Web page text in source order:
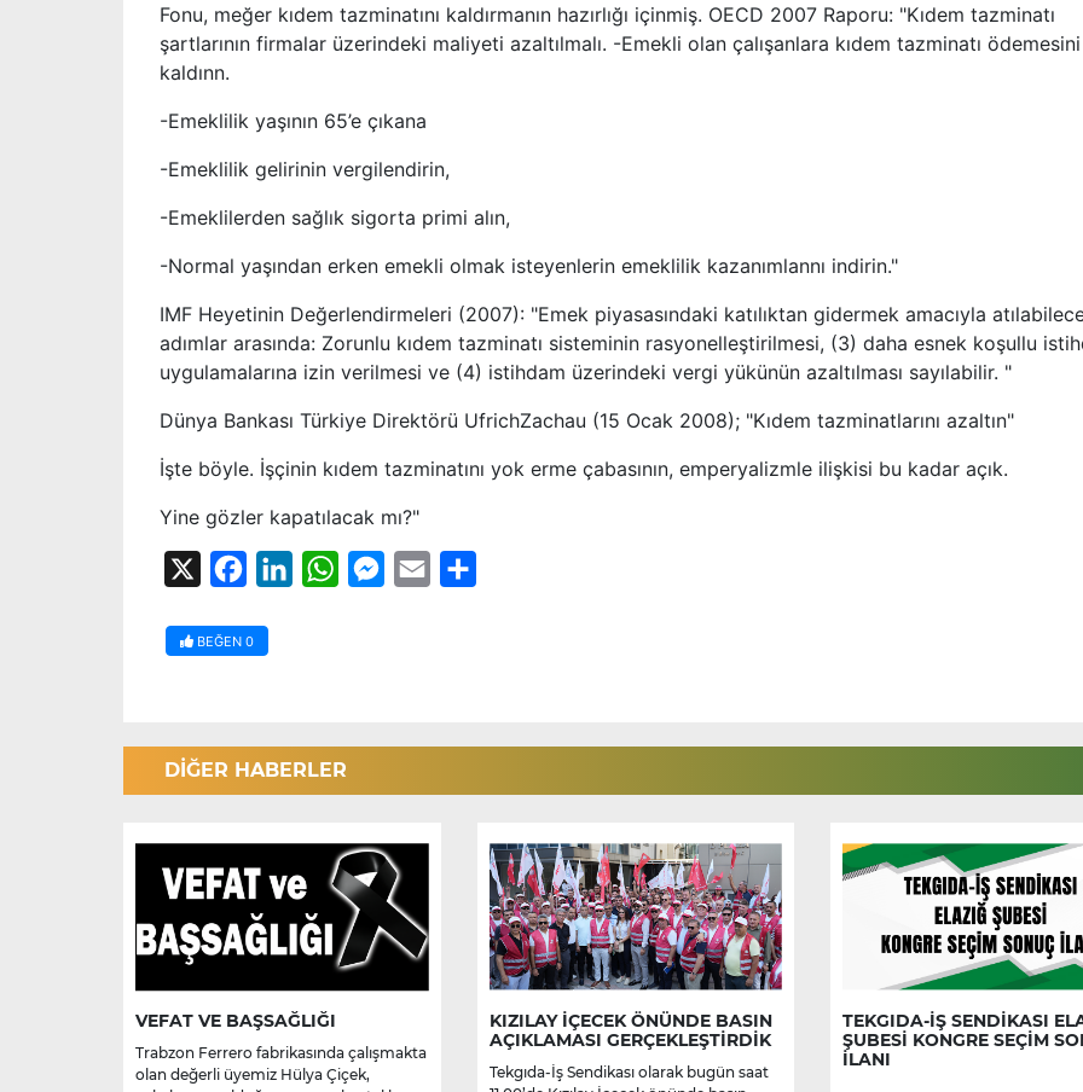
Fonu, meğer kıdem tazminatını kaldırmanın hazırlığı içinmiş. OECD 2007 Raporu: "Kıdem tazminatı
şartlarının firmalar üzerindeki maliyeti azaltılmalı. -Emekli olan çalışanlara kıdem tazminatı ödemesini
kaldınn.
-Emeklilik yaşının 65’e çıkana
-Emeklilik gelirinin vergilendirin,
-Emeklilerden sağlık sigorta primi alın,
-Normal yaşından erken emekli olmak isteyenlerin emeklilik kazanımlannı indirin."
IMF Heyetinin Değerlendirmeleri (2007): "Emek piyasasındaki katılıktan gidermek amacıyla
adımlar arasında: Zorunlu kıdem tazminatı sisteminin rasyonelleştirilmesi, (3) daha esnek koşullu
uygulamalarına izin verilmesi ve (4) istihdam üzerindeki vergi yükünün azaltılması sayılabilir. "
Dünya Bankası Türkiye Direktörü UfrichZachau (15 Ocak 2008); "Kıdem tazminatlarını azaltın"
İşte böyle. İşçinin kıdem tazminatını yok erme çabasının, emperyalizmle ilişkisi bu kadar açık.
Yine gözler kapatılacak mı?"
FacebookLinkedInWhatsAppMessenger
Email
BEĞEN 0
DİĞER HABERLER
VEFAT VE BAŞSAĞLIĞI
Trabzon Ferrero fabrikasında çalışmakta
olan değerli üyemiz Hülya Çiçek,
KIZILAY İÇECEK ÖNÜNDE BASIN
AÇIKLAMASI GERÇEKLEŞTİRDİK
Tekgıda-İş Sendikası olarak bugün saat
TEKGIDA-İŞ SENDİKASI
ŞUBESİ KONGRE SEÇİM
İLANI